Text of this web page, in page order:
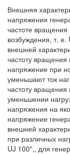
Внешняя
напряжения
частоте
возбуждения, т.
внешней
частоту вращения
напряжение при
уменьшают ток
частоту
уменьшении
напряжения на
напряжение
внешней
при различных
UJ 100",, для